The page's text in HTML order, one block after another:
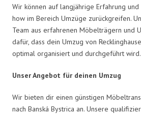
Wir können auf langjährige Erfahrung
how im Bereich Umzüge zurückgreifen.
Team aus erfahrenen Möbelträgern und
dafür, dass dein Umzug von
optimal organisiert und durchgeführt wird.
Unser Angebot für deinen Umzug
Wir bieten dir einen günstigen
nach Banská Bystrica an. Unsere